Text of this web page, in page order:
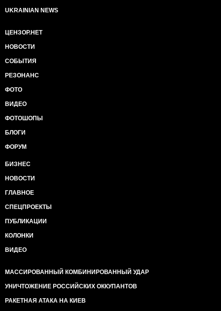
UKRAINIAN NEWS
ЦЕНЗОР.НЕТ
НОВОСТИ
СОБЫТИЯ
РЕЗОНАНС
ФОТО
ВИДЕО
ФОТОШОПЫ
БЛОГИ
ФОРУМ
БИЗНЕС
НОВОСТИ
ГЛАВНОЕ
СПЕЦПРОЕКТЫ
ПУБЛИКАЦИИ
КОЛОНКИ
ВИДЕО
МАССИРОВАННЫЙ КОМБИНИРОВАННЫЙ УДАР
УНИЧТОЖЕНИЕ РОССИЙСКИХ ОККУПАНТОВ
РАКЕТНАЯ АТАКА НА КИЕВ